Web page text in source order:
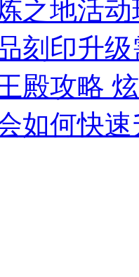
之地活
刻印升
殿攻略
如何快速